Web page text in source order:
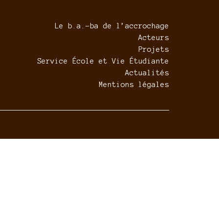
Le b.a.-ba de l’accrochage
Acteurs
Projets
Service École et Vie Étudiante
Actualités
Mentions légales